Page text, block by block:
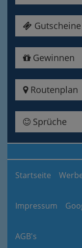
Gutscheine
Gewinnen
Routenplan
Sprüche
Startseite
Impressum
AGB's